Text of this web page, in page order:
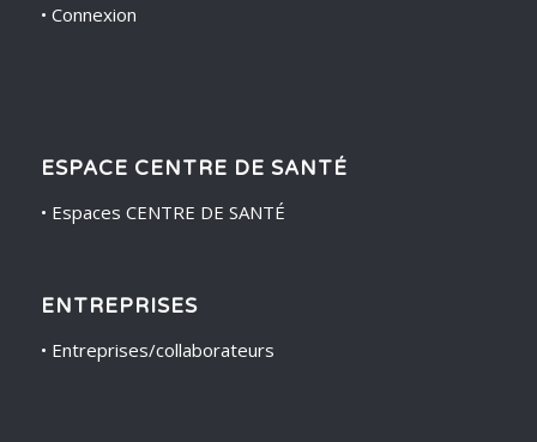
• Connexion
ESPACE CENTRE DE SANTÉ
• Espaces CENTRE DE SANTÉ
ENTREPRISES
• Entreprises/collaborateurs